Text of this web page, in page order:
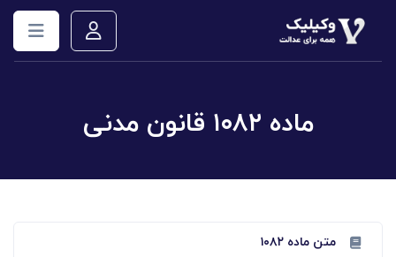
ماده ۱۰۸۲ قانون مدنی
متن ماده ۱۰۸۲